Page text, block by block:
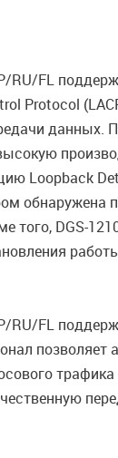
RU/FL
Protocol
данных.
Loopback
обнаружена
того, DGS-
RU/FL
позволяет